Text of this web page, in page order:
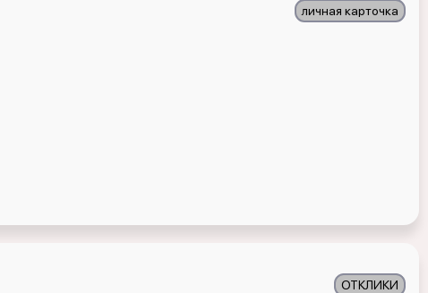
личная карточка
ОТКЛИКИ